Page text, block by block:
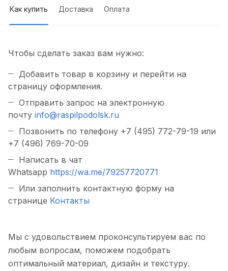
Как купить Доставка Оплата
Чтобы сделать заказ вам нужно:
Добавить товар в корзину и перейти на
страницу оформления.
Отправить запрос на электронную
почту info@raspilpodolsk.ru
Позвонить по телефону +7 (495) 772-79-19 или
+7 (496) 769-70-09
Написать в чат
Whatsapp https://wa.me/79257720771
Или заполнить контактную форму на
странице Контакты
Мы с удовольствием проконсультируем вас по
любым вопросам, поможем подобрать
оптимальный материал, дизайн и текстуру.